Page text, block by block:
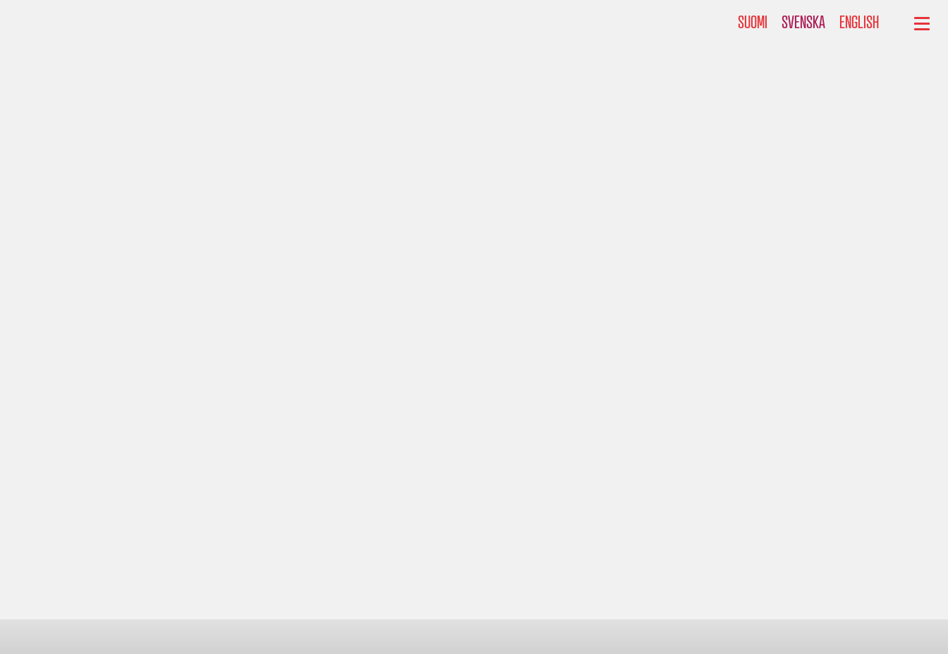
SUOMI SVENSKA ENGLISH